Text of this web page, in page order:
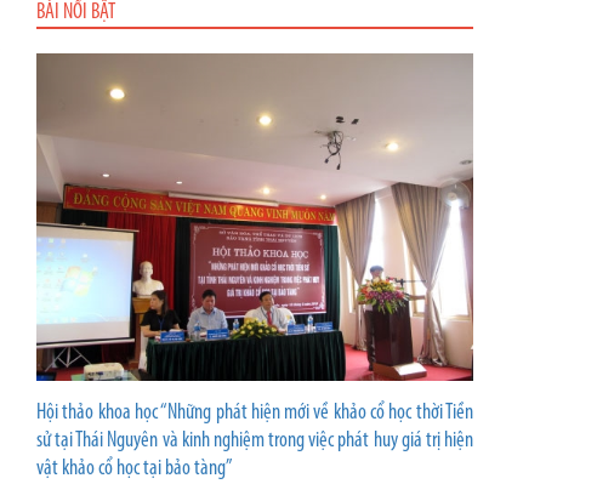
BÀI NỔI BẬT
Hội thảo khoa học “Những phát hiện mới về khảo cổ học thời Tiền
sử tại Thái Nguyên và kinh nghiệm trong việc phát huy giá trị hiện
vật khảo cổ học tại bảo tàng”